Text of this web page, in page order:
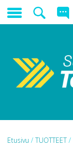
Etusivu /TUOTTEET/